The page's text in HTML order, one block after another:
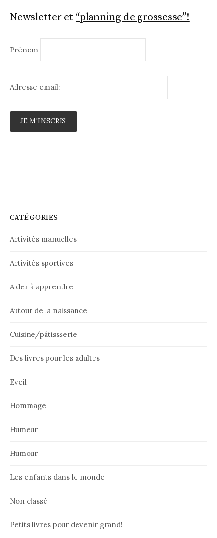
Newsletter et “planning de grossesse”!
Prénom
Adresse email:
CATÉGORIES
Activités manuelles
Activités sportives
Aider à apprendre
Autour de la naissance
Cuisine/pâtissserie
Des livres pour les adultes
Eveil
Hommage
Humeur
Humour
Les enfants dans le monde
Non classé
Petits livres pour devenir grand!